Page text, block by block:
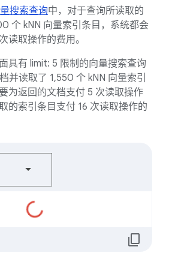
搜索查询中，对于查询所读取的
个 kNN 向量索引条目，系统都会
读取操作的费用。
具有 limit: 5 限制的向量搜索查询
并读取了 1,550 个 kNN 向量索引
为返回的文档支付 5 次读取操作
的索引条目支付 16 次读取操作的
正
在
content_copy